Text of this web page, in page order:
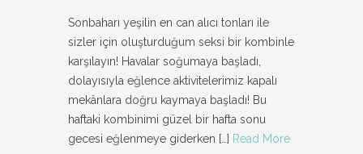
Sonbaharı yeşilin en can alıcı tonları ile
sizler için oluşturduğum seksi bir kombinle
karşılayın! Havalar soğumaya başladı,
dolayısıyla eğlence aktivitelerimiz kapalı
mekânlara doğru kaymaya başladı! Bu
haftaki kombinimi güzel bir hafta sonu
gecesi eğlenmeye giderken […] Read More